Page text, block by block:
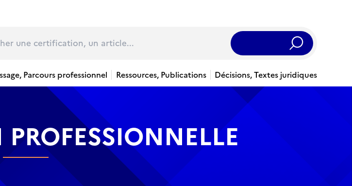
Rechercher
Parcours professionnel Ressources, Publications Décisions, Textes juridiques